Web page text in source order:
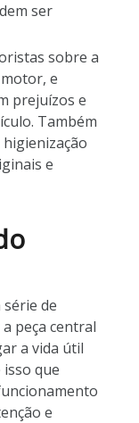
ser
sobre a
e
prejuízos e
Também
e
de
peça central
a vida útil
que
e